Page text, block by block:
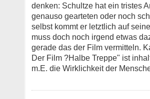
denken: Schultze hat ein tristes
genauso gearteten oder noch
selbst kommt er letztlich auf
muss doch noch irgend etwas
gerade das der Film vermitteln.
Der Film ?Halbe Treppe" ist
m.E. die Wirklichkeit der